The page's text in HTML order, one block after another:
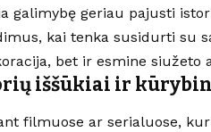
galimybę geriau pajusti
kai tenka susidurti su
bet ir esmine siužeto
iššūkiai ir
filmuose ar serialuose,